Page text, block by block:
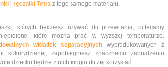
i ręczniki Tetra z tego samego materiału.
których będziesz używać do przewijania, polecamy
które można prać w wyższej temperaturze.
wkładek separacyjnych wyprodukowanych z
kukurydzianej, zapobiegniesz znacznemu zabrudzeniu
dziecko będzie z nich mogło dłużej korzystać.